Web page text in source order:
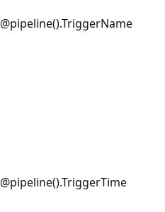
@pipeline().TriggerName
@pipeline().TriggerTime